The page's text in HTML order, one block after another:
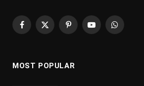
Facebook
X
PinterestYouTubeWhatsApp
MOST POPULAR